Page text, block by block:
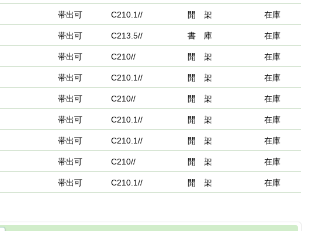
帯出可 C210.1// 開 架 在庫
帯出可 C213.5// 書 庫 在庫
帯出可 C210// 開 架 在庫
帯出可 C210.1// 開 架 在庫
帯出可 C210// 開 架 在庫
帯出可 C210.1// 開 架 在庫
帯出可 C210.1// 開 架 在庫
帯出可 C210// 開 架 在庫
帯出可 C210.1// 開 架 在庫